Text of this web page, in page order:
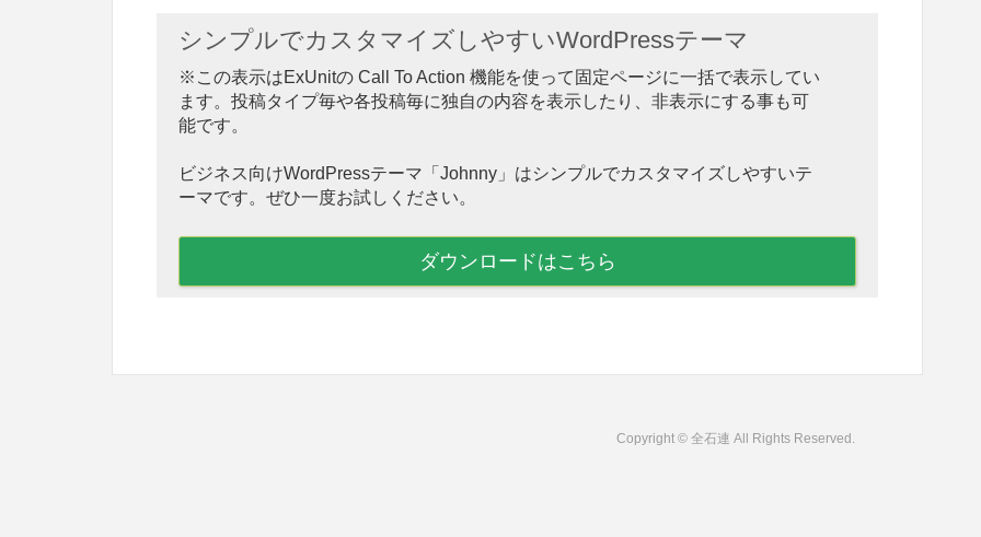
シンプルでカスタマイズしやすいWordPressテーマ
※この表示はExUnitの Call To Action 機能を使って固定ページに一括で表示してい
ます。投稿タイプ毎や各投稿毎に独自の内容を表示したり、非表示にする事も可
能です。
ビジネス向けWordPressテーマ「Johnny」はシンプルでカスタマイズしやすいテ
ーマです。ぜひ一度お試しください。
ダウンロードはこちら
Copyright © 全石連 All Rights Reserved.